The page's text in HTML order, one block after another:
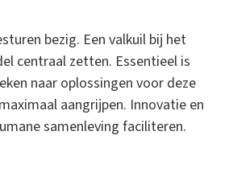
bezig. Een valkuil bij het
centraal zetten. Essentieel is
naar oplossingen voor deze
aangrijpen. Innovatie en
samenleving faciliteren.